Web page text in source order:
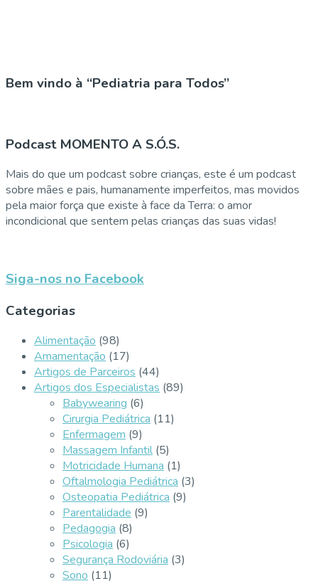
Bem vindo à “Pediatria para Todos”
Podcast MOMENTO A S.Ó.S.
Mais do que um podcast sobre crianças, este é um podcast
sobre mães e pais, humanamente imperfeitos, mas movidos
pela maior força que existe à face da Terra: o amor
incondicional que sentem pelas crianças das suas vidas!
Siga-nos no Facebook
Categorias
Alimentação (98)
Amamentação (17)
Artigos de Parceiros (44)
Artigos dos Especialistas (89)
Babywearing (6)
Cirurgia Pediátrica (11)
Enfermagem (9)
Massagem Infantil (5)
Motricidade Humana (1)
Oftalmologia Pediátrica (3)
Osteopatia Pediátrica (9)
Parentalidade (9)
Pedagogia (8)
Psicologia (6)
Segurança Rodoviária (3)
Sono (11)